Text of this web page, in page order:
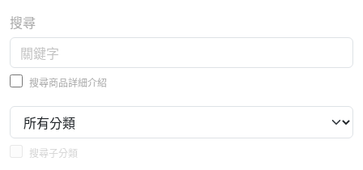
搜尋
搜尋商品詳細介紹
搜尋子分類